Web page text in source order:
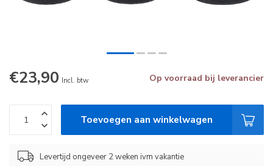
€23,90 Incl. btw Op voorraad bij leverancier
Toevoegen aan winkelwagen
Levertijd ongeveer 2 weken ivm vakantie